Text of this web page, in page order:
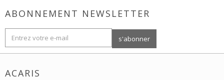
ABONNEMENT NEWSLETTER
ACARIS